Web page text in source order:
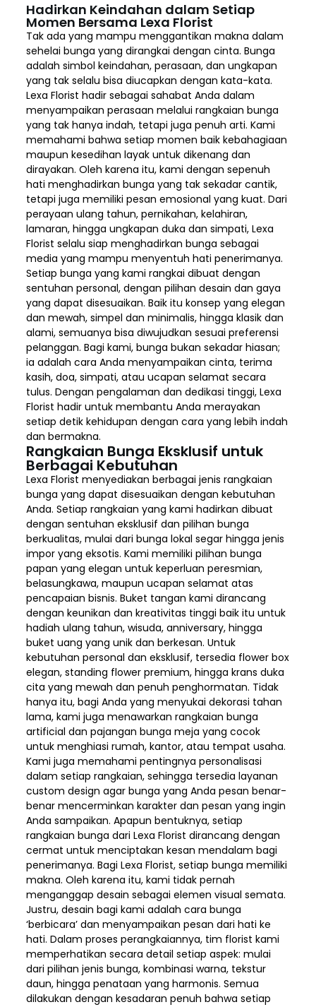
Hadirkan Keindahan dalam Setiap
Momen Bersama Lexa Florist
Tak ada yang mampu menggantikan makna dalam
sehelai bunga yang dirangkai dengan cinta. Bunga
adalah simbol keindahan, perasaan, dan ungkapan
yang tak selalu bisa diucapkan dengan kata-kata.
Lexa Florist hadir sebagai sahabat Anda dalam
menyampaikan perasaan melalui rangkaian bunga
yang tak hanya indah, tetapi juga penuh arti. Kami
memahami bahwa setiap momen baik kebahagiaan
maupun kesedihan layak untuk dikenang dan
dirayakan. Oleh karena itu, kami dengan sepenuh
hati menghadirkan bunga yang tak sekadar cantik,
tetapi juga memiliki pesan emosional yang kuat. Dari
perayaan ulang tahun, pernikahan, kelahiran,
lamaran, hingga ungkapan duka dan simpati, Lexa
Florist selalu siap menghadirkan bunga sebagai
media yang mampu menyentuh hati penerimanya.
Setiap bunga yang kami rangkai dibuat dengan
sentuhan personal, dengan pilihan desain dan gaya
yang dapat disesuaikan. Baik itu konsep yang elegan
dan mewah, simpel dan minimalis, hingga klasik dan
alami, semuanya bisa diwujudkan sesuai preferensi
pelanggan. Bagi kami, bunga bukan sekadar hiasan;
ia adalah cara Anda menyampaikan cinta, terima
kasih, doa, simpati, atau ucapan selamat secara
tulus. Dengan pengalaman dan dedikasi tinggi, Lexa
Florist hadir untuk membantu Anda merayakan
setiap detik kehidupan dengan cara yang lebih indah
dan bermakna.
Rangkaian Bunga Eksklusif untuk
Berbagai Kebutuhan
Lexa Florist menyediakan berbagai jenis rangkaian
bunga yang dapat disesuaikan dengan kebutuhan
Anda. Setiap rangkaian yang kami hadirkan dibuat
dengan sentuhan eksklusif dan pilihan bunga
berkualitas, mulai dari bunga lokal segar hingga jenis
impor yang eksotis. Kami memiliki pilihan bunga
papan yang elegan untuk keperluan peresmian,
belasungkawa, maupun ucapan selamat atas
pencapaian bisnis. Buket tangan kami dirancang
dengan keunikan dan kreativitas tinggi baik itu untuk
hadiah ulang tahun, wisuda, anniversary, hingga
buket uang yang unik dan berkesan. Untuk
kebutuhan personal dan eksklusif, tersedia flower box
elegan, standing flower premium, hingga krans duka
cita yang mewah dan penuh penghormatan. Tidak
hanya itu, bagi Anda yang menyukai dekorasi tahan
lama, kami juga menawarkan rangkaian bunga
artificial dan pajangan bunga meja yang cocok
untuk menghiasi rumah, kantor, atau tempat usaha.
Kami juga memahami pentingnya personalisasi
dalam setiap rangkaian, sehingga tersedia layanan
custom design agar bunga yang Anda pesan benar-
benar mencerminkan karakter dan pesan yang ingin
Anda sampaikan. Apapun bentuknya, setiap
rangkaian bunga dari Lexa Florist dirancang dengan
cermat untuk menciptakan kesan mendalam bagi
penerimanya. Bagi Lexa Florist, setiap bunga memiliki
makna. Oleh karena itu, kami tidak pernah
menganggap desain sebagai elemen visual semata.
Justru, desain bagi kami adalah cara bunga
‘berbicara’ dan menyampaikan pesan dari hati ke
hati. Dalam proses perangkaiannya, tim florist kami
memperhatikan secara detail setiap aspek: mulai
dari pilihan jenis bunga, kombinasi warna, tekstur
daun, hingga penataan yang harmonis. Semua
dilakukan dengan kesadaran penuh bahwa setiap